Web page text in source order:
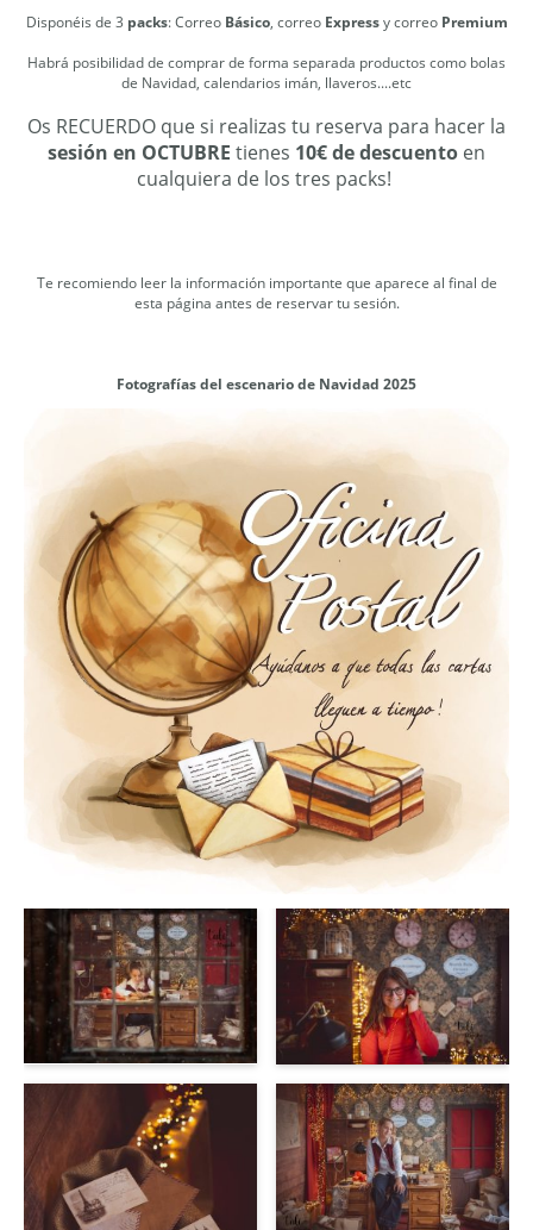
Disponéis de 3 packs: Correo Básico, correo Expressy correoPremium
Habrá posibilidad de comprar de forma separada productos como bolas
de Navidad, calendarios imán, llaveros....etc
Os RECUERDO que si realizas tu reserva para hacer la
sesión en OCTUBRE tienes 10€ de descuento en
cualquiera de los tres packs!
Te recomiendo leer la información importante que aparece al final de
esta página antes de reservar tu sesión.
Fotografías del escenario de Navidad 2025